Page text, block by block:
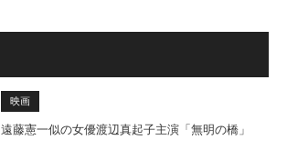
映画
遠藤憲一似の女優渡辺真起子主演「無明の橋」